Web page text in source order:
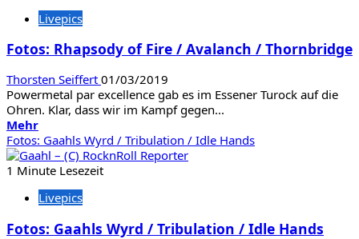
Bayley
Livepics
Fotos: Rhapsody of Fire / Avalanch / Thornbridge
Thorsten Seiffert 01/03/2019
Powermetal par excellence gab es im Essener Turock auf die
Ohren. Klar, dass wir im Kampf gegen...
MehrMehr
Informationen
über
Fotos:
of
/
Fotos: Gaahls Wyrd / Tribulation / Idle Hands
1 Minute Lesezeit
Livepics
Fotos: Gaahls Wyrd / Tribulation / Idle Hands